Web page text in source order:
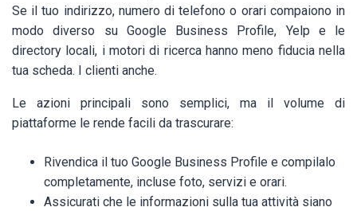
Se il tuo indirizzo, numero di telefono o orari compaiono in
modo diverso su Google Business Profile, Yelp e le
directory locali, i motori di ricerca hanno meno fiducia nella
tua scheda. I clienti anche.
Le azioni principali sono semplici, ma il volume di
piattaforme le rende facili da trascurare:
Rivendica il tuo Google Business Profile e compilalo
completamente, incluse foto, servizi e orari.
Assicurati che le informazioni sulla tua attività siano